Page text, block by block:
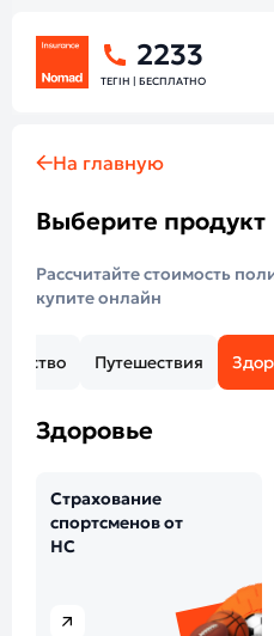
2233
ТЕГІН | БЕСПЛАТНО
На главную
Выберите продукт
Рассчитайте стоимость
купите онлайн
Путешествия
Здоровье
Страхование
спортсменов от
НС